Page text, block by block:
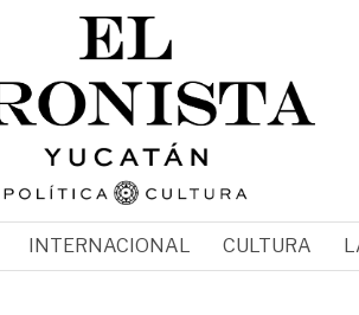
INTERNACIONAL CULTURA